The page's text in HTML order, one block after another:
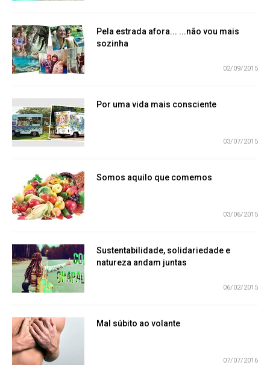
Pela estrada afora... ...não vou mais
sozinha
02/09/2015
Por uma vida mais consciente
03/07/2015
Somos aquilo que comemos
03/06/2015
Sustentabilidade, solidariedade e
natureza andam juntas
06/02/2015
Mal súbito ao volante
07/07/2016